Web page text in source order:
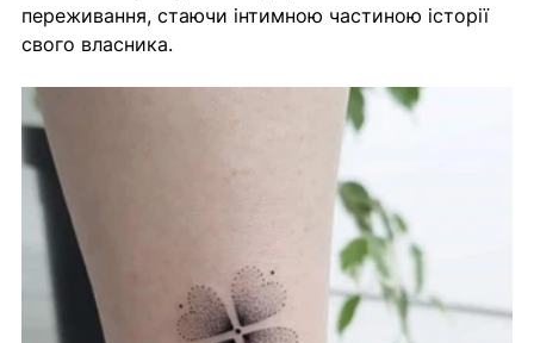
переживання, стаючи інтимною частиною історії
свого власника.